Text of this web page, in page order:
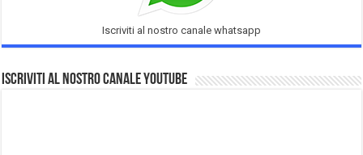
Iscriviti al nostro canale whatsapp
Iscriviti al nostro Canale Youtube